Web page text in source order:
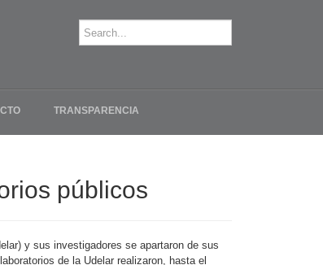
TRANSPARENCIA
públicos
y sus investigadores se apartaron de sus
de la Udelar realizaron, hasta el